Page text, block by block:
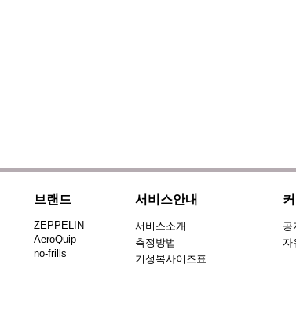
브랜드
ZEPPELIN
AeroQuip
no-frills
서비스안내
서비스소개
측정방법
기성복사이즈표
공
자